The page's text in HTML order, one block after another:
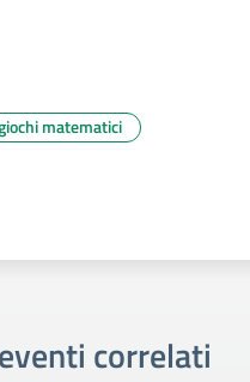
matematici
correlati